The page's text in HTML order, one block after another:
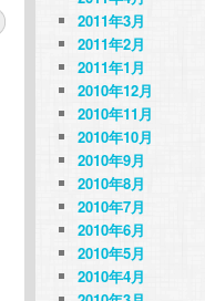
2011年3月
2011年2月
2011年1月
2010年12月
2010年11月
2010年10月
2010年9月
2010年8月
2010年7月
2010年6月
2010年5月
2010年4月